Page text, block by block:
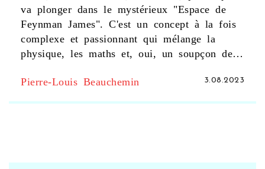
va plonger dans le mystérieux "Espace de
Feynman James". C'est un concept à la fois
complexe et passionnant qui mélange la
physique, les maths et, oui, un soupçon de
qui nous permet de comprendre la mécanique
Pierre-Louis Beauchemin 3.08.2023